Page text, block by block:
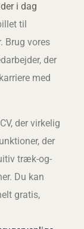
i dag
til
Brug vores
der
med
der virkelig
der
træk-og-
Du kan
gratis,